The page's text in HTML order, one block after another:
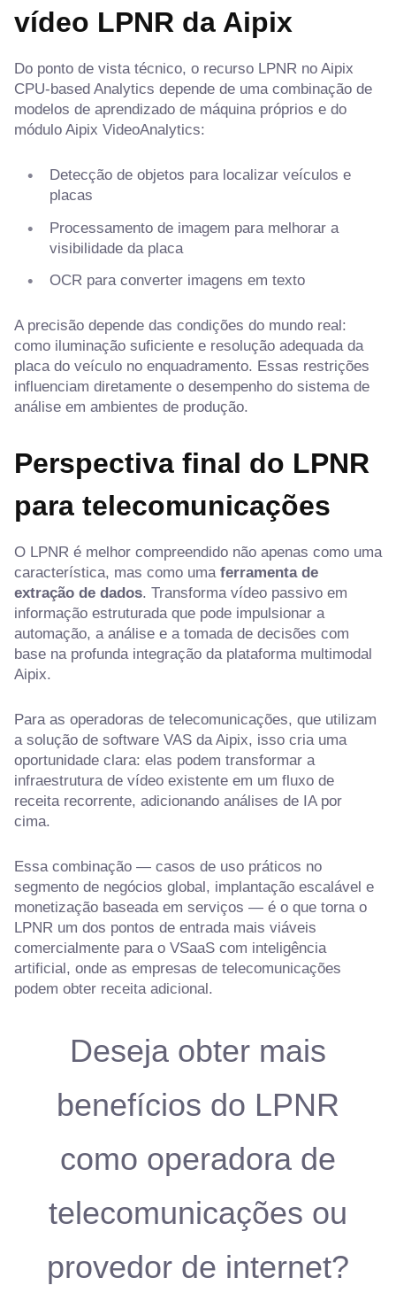
vídeo LPNR da Aipix
Do ponto de vista técnico, o recurso LPNR no Aipix
CPU-based Analytics depende de uma combinação de
modelos de aprendizado de máquina próprios e do
módulo Aipix VideoAnalytics:
Detecção de objetos para localizar veículos e
placas
Processamento de imagem para melhorar a
visibilidade da placa
OCR para converter imagens em texto
A precisão depende das condições do mundo real:
como iluminação suficiente e resolução adequada da
placa do veículo no enquadramento. Essas restrições
influenciam diretamente o desempenho do sistema de
análise em ambientes de produção.
Perspectiva final do LPNR
para telecomunicações
O LPNR é melhor compreendido não apenas como uma
característica, mas como uma ferramenta de
extração de dados. Transforma vídeo passivo em
informação estruturada que pode impulsionar a
automação, a análise e a tomada de decisões com
base na profunda integração da plataforma multimodal
Aipix.
Para as operadoras de telecomunicações, que utilizam
a solução de software VAS da Aipix, isso cria uma
oportunidade clara: elas podem transformar a
infraestrutura de vídeo existente em um fluxo de
receita recorrente, adicionando análises de IA por
cima.
Essa combinação — casos de uso práticos no
segmento de negócios global, implantação escalável e
monetização baseada em serviços — é o que torna o
LPNR um dos pontos de entrada mais viáveis
comercialmente para o VSaaS com inteligência
artificial, onde as empresas de telecomunicações
podem obter receita adicional.
Deseja obter mais
benefícios do LPNR
como operadora de
telecomunicações ou
provedor de internet?